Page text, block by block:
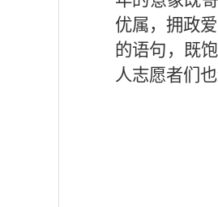
优属，拥政
的语句 ，既
人志愿者们